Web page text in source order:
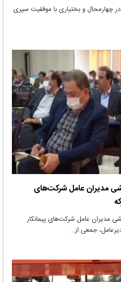
در چهارمحال و بختیاری با موفقیت سپری
مدیران عامل شرکت‌های
مدیران عامل شرکت‌های پیمانکار
جمعی از…